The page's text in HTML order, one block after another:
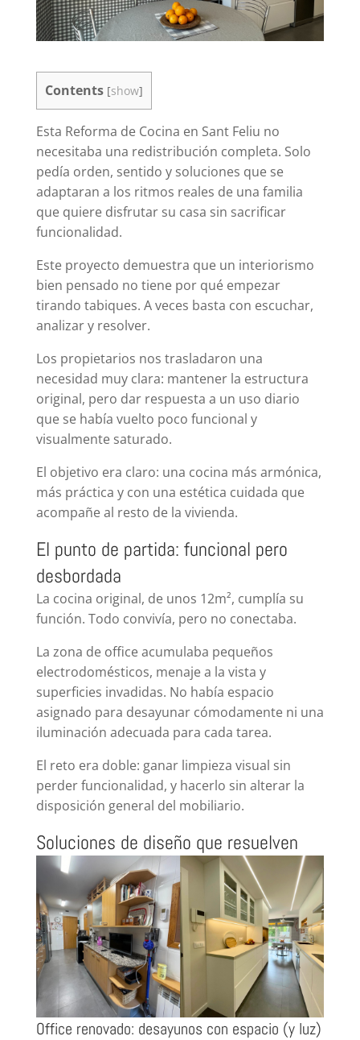
Contents [show]
Esta Reforma de Cocina en Sant Feliu no
necesitaba una redistribución completa. Solo
pedía orden, sentido y soluciones que se
adaptaran a los ritmos reales de una familia
que quiere disfrutar su casa sin sacrificar
funcionalidad.
Este proyecto demuestra que un interiorismo
bien pensado no tiene por qué empezar
tirando tabiques. A veces basta con escuchar,
analizar y resolver.
Los propietarios nos trasladaron una
necesidad muy clara: mantener la estructura
original, pero dar respuesta a un uso diario
que se había vuelto poco funcional y
visualmente saturado.
El objetivo era claro: una cocina más armónica,
más práctica y con una estética cuidada que
acompañe al resto de la vivienda.
El punto de partida: funcional pero
desbordada
La cocina original, de unos 12m², cumplía su
función. Todo convivía, pero no conectaba.
La zona de office acumulaba pequeños
electrodomésticos, menaje a la vista y
superficies invadidas. No había espacio
asignado para desayunar cómodamente ni una
iluminación adecuada para cada tarea.
El reto era doble: ganar limpieza visual sin
perder funcionalidad, y hacerlo sin alterar la
disposición general del mobiliario.
Soluciones de diseño que resuelven
Office renovado: desayunos con espacio (y luz)